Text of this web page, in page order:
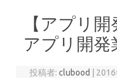
【アプリ
アプリ開発
投稿者:clubood